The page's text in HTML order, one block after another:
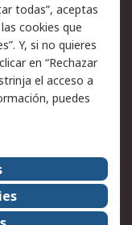
de privacidad -
de emails
de venta
todas”, aceptas
cookies que
Y, si no quieres
en “Rechazar
el acceso a
puedes